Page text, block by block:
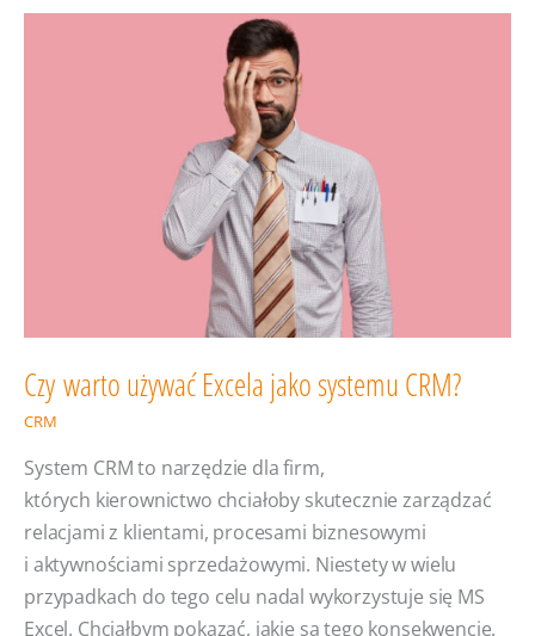
na nowy
Czy warto używać Excela jako systemu CRM?
CRM
System CRM to narzędzie dla firm,
których kierownictwo chciałoby skutecznie zarządzać
relacjami z klientami, procesami biznesowymi
i aktywnościami sprzedażowymi. Niestety w wielu
przypadkach do tego celu nadal wykorzystuje się MS
Excel. Chciałbym pokazać, jakie są tego konsekwencje.